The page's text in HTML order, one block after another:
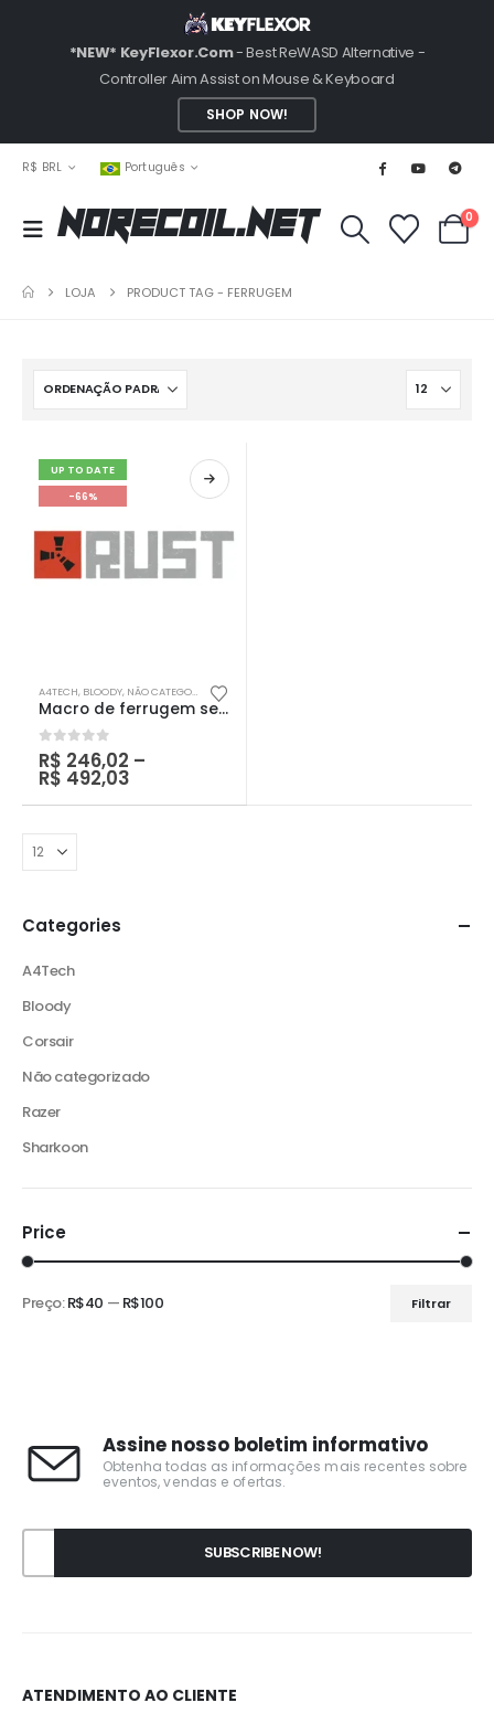
*NEW* KeyFlexor.Com- Best ReWASD Alternative -
Controller Aim Assist on Mouse & Keyboard
SHOP NOW!
R$ BRL Português
NoRecoil.Net 0
LOJA PRODUCT TAG - FERRUGEM
UP TO DATE
-66%
A4TECH, BLOODY, NÃO CATEGORIZADO
Macro de ferrugem sem recuo
0 out of 5
R$ 246,02 –
R$ 492,03
Categories
A4Tech
Bloody
Corsair
Não categorizado
Razer
Sharkoon
Price
Filtrar
Preço:R$40 — R$100
Assine nosso boletim informativo
Obtenha todas as informações mais recentes sobre
eventos, vendas e ofertas.
ATENDIMENTO AO CLIENTE